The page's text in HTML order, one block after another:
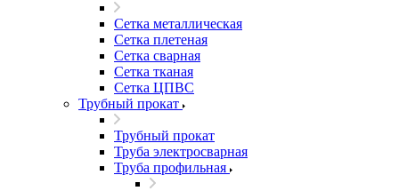
Сетка металлическая
Сетка плетеная
Сетка сварная
Сетка тканая
Сетка ЦПВС
Трубный прокат
Трубный прокат
Труба электросварная
Труба профильная